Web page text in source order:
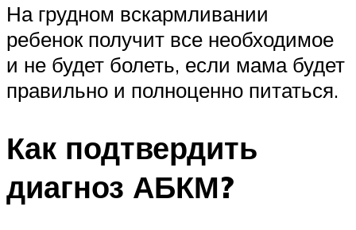
На грудном вскармливании
ребенок получит все необходимое
и не будет болеть, если мама будет
правильно и полноценно питаться.
Как подтвердить
диагноз АБКМ?